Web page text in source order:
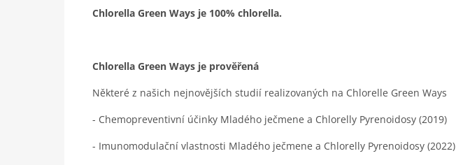
Chlorella Green Ways je 100% chlorella.
Chlorella Green Ways je prověřená
Některé z našich nejnovějších studií realizovaných na Chlorelle Green Ways
- Chemopreventivní účinky Mladého ječmene a Chlorelly Pyrenoidosy (2019)
- Imunomodulační vlastnosti Mladého ječmene a Chlorelly Pyrenoidosy (2022)